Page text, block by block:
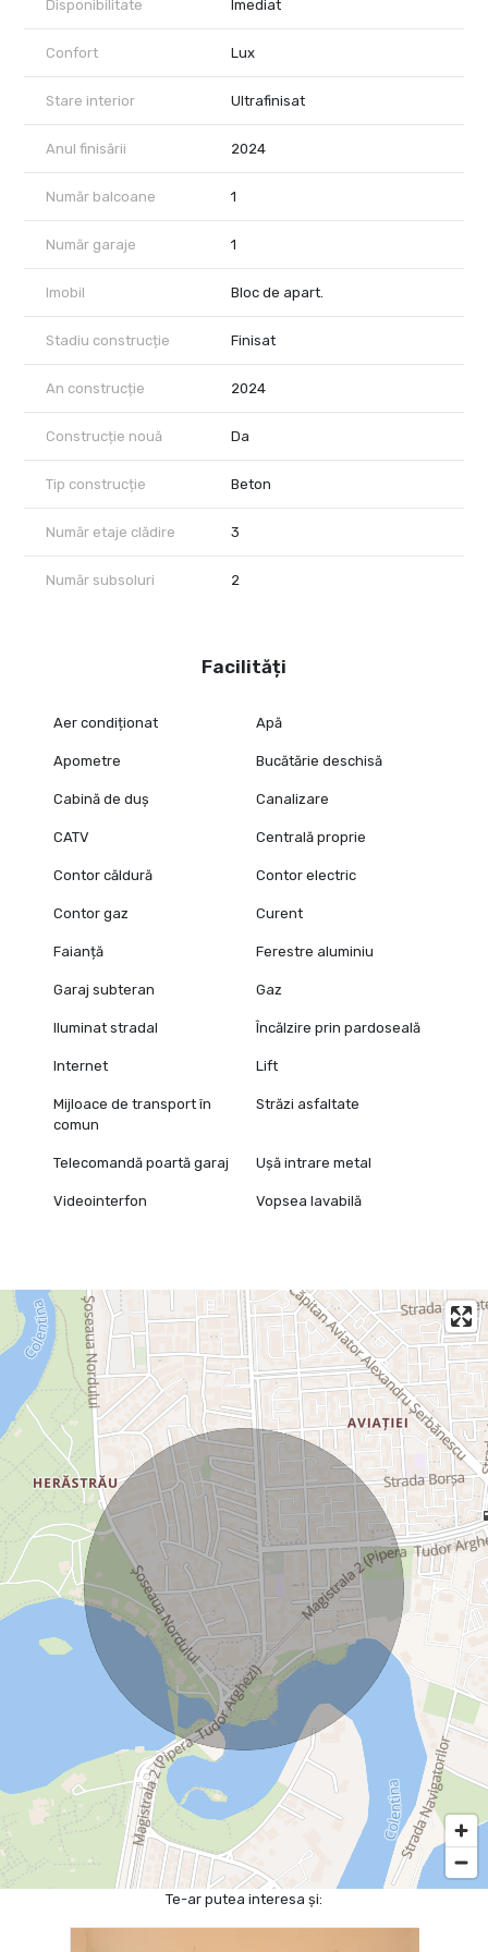
Nu rata ocazia de a locui într-una dintre cele mai dorite locații din
București!
Disponibilitate Imediat
Confort Lux
Stare interior Ultrafinisat
Anul finisării 2024
Număr balcoane 1
Număr garaje 1
Imobil Bloc de apart.
Stadiu construcție Finisat
An construcție 2024
Construcție nouă Da
Tip construcție Beton
Număr etaje clădire 3
Număr subsoluri 2
Facilități
Aer condiționat Apă
Apometre Bucătărie deschisă
Cabină de duș Canalizare
CATV Centrală proprie
Contor căldură Contor electric
Contor gaz Curent
Faianță Ferestre aluminiu
Garaj subteran Gaz
Iluminat stradal Încălzire prin pardoseală
Internet Lift
Mijloace de transport în
comun
Străzi asfaltate
Telecomandă poartă garaj Ușă intrare metal
Videointerfon Vopsea lavabilă
Te-ar putea interesa și: